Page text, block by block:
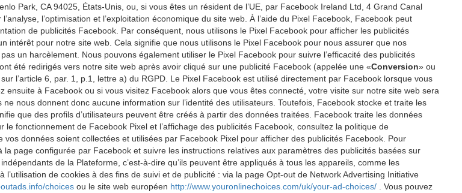
Park, CA 94025, États-Unis, ou, si vous êtes un résident de l’UE, par Facebook Ireland Ltd, 4 Grand Canal
l’optimisation et l’exploitation économique du site web. À l’aide du Pixel Facebook, Facebook peut
de publicités Facebook. Par conséquent, nous utilisons le Pixel Facebook pour afficher les publicités
pour notre site web. Cela signifie que nous utilisons le Pixel Facebook pour nous assurer que nos
un harcèlement. Nous pouvons également utiliser le Pixel Facebook pour suivre l’efficacité des publicités
été redirigés vers notre site web après avoir cliqué sur une publicité Facebook (appelée une «Conversion» ou
l’article 6, par. 1, p.1, lettre a) du RGPD. Le Pixel Facebook est utilisé directement par Facebook lorsque vous
à Facebook ou si vous visitez Facebook alors que vous êtes connecté, votre visite sur notre site web sera
nous donnent donc aucune information sur l’identité des utilisateurs. Toutefois, Facebook stocke et traite les
que des profils d’utilisateurs peuvent être créés à partir des données traitées. Facebook traite les données
fonctionnement de Facebook Pixel et l’affichage des publicités Facebook, consultez la politique de
vos données soient collectées et utilisées par Facebook Pixel pour afficher des publicités Facebook. Pour
page configurée par Facebook et suivre les instructions relatives aux paramètres des publicités basées sur
indépendants de la Plateforme, c’est-à-dire qu’ils peuvent être appliqués à tous les appareils, comme les
de cookies à des fins de suivi et de publicité : via la page Opt-out de Network Advertising Initiative
choices ou le site web européen http://www.youronlinechoices.com/uk/your-ad-choices/
. Vous pouvez